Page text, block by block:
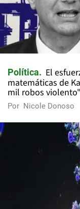
Política
El
matemáticas de
mil robos violento"
Por Nicole Donoso